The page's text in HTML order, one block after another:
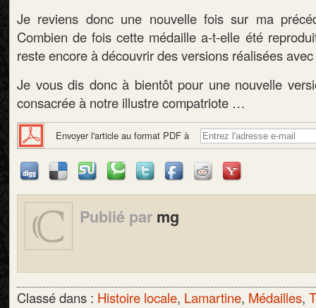
Je reviens donc une nouvelle fois sur ma
Combien de fois cette médaille a-t-elle été
reste encore à découvrir des versions réalisées
Je vous dis donc à bientôt pour une nouvelle
consacrée à notre illustre compatriote …
Envoyer l'article au format PDF à
Publié par mg
Classé dans : Histoire locale, Lamartine, Médailles,